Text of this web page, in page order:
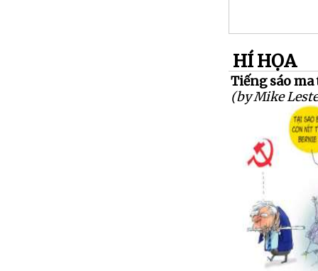
HÍ HỌA
Tiếng sáo
(by Mike